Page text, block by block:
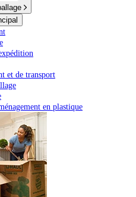
et de transport
en plastique